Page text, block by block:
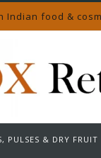
Indian food &
PULSES & DRY FRUIT